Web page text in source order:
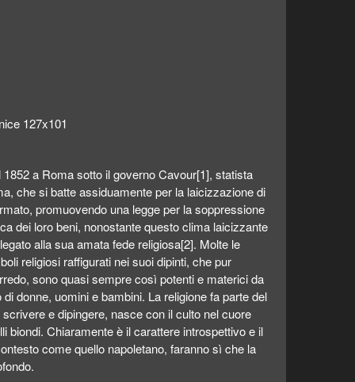
127x101
a Roma sotto il governo Cavour[1], statista
che si batte assiduamente per la laicizzazione di
promuovendo una legge per la soppressione
dei loro beni, nonostante questo clima laicizzante
alla sua amata fede religiosa[2]. Molte le
religiosi raffigurati nei suoi dipinti, che pur
sono quasi sempre così potenti e materici da
donne, uomini e bambini. La religione fa parte del
e dipingere, nasce con il culto nel cuore
biondi. Chiaramente è il carattere introspettivo e il
come quello napoletano, faranno sì che la